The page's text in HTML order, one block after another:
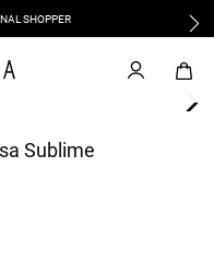
SHOPPER
Sublime